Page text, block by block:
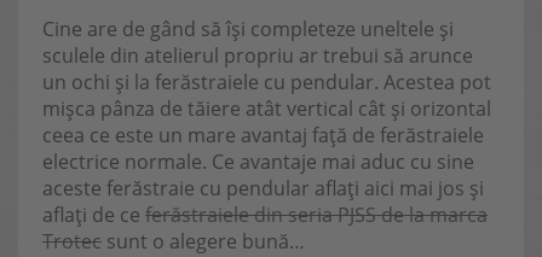
Cine are de gând să își completeze uneltele și
sculele din atelierul propriu ar trebui să arunce
un ochi și la ferăstraiele cu pendular. Acestea pot
mișca pânza de tăiere atât vertical cât și orizontal
ceea ce este un mare avantaj față de ferăstraiele
electrice normale. Ce avantaje mai aduc cu sine
aceste ferăstraie cu pendular aflați aici mai jos și
aflați de ce ferăstraiele din seria PJSS de la marca
Trotec sunt o alegere bună…